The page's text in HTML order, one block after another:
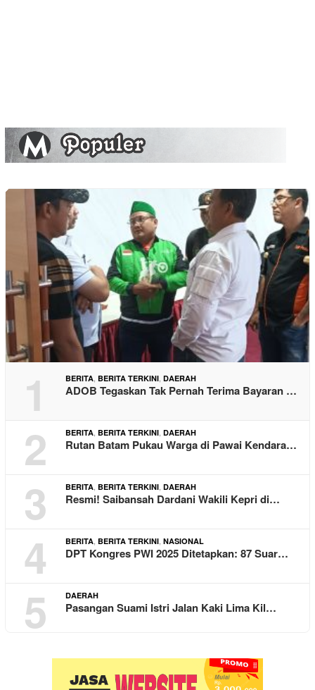
1 BERITA BERITA TERKINI DAERAH
ADOB Tegaskan Tak Pernah Terima Bayaran …
2 BERITA BERITA TERKINI DAERAH
Rutan Batam Pukau Warga di Pawai Kendara…
3 BERITA BERITA TERKINI DAERAH
Resmi! Saibansah Dardani Wakili Kepri di…
4 BERITA BERITA TERKINI NASIONAL
DPT Kongres PWI 2025 Ditetapkan: 87 Suar…
5 DAERAH
Pasangan Suami Istri Jalan Kaki Lima Kil…